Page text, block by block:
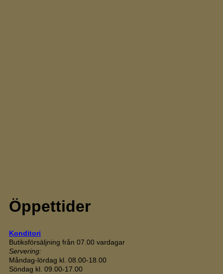
Öppettider
Konditori
Butiksförsäljning från 07.00 vardagar
Servering:
Måndag-lördag kl. 08.00-18.00
Söndag kl. 09.00-17.00